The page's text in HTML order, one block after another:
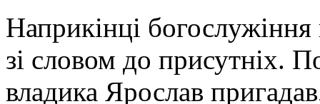
Наприкінці
зі словом до присутніх.
владика Ярослав